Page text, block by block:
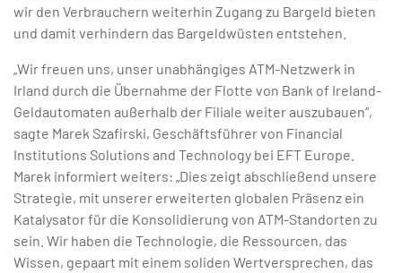
wir den Verbrauchern weiterhin Zugang zu Bargeld bieten
und damit verhindern das Bargeldwüsten entstehen.
„Wir freuen uns, unser unabhängiges ATM-Netzwerk in
Irland durch die Übernahme der Flotte von Bank of Ireland-
Geldautomaten außerhalb der Filiale weiter auszubauen“,
sagte Marek Szafirski, Geschäftsführer von Financial
Institutions Solutions and Technology bei EFT Europe.
Marek informiert weiters: „Dies zeigt abschließend unsere
Strategie, mit unserer erweiterten globalen Präsenz ein
Katalysator für die Konsolidierung von ATM-Standorten zu
sein. Wir haben die Technologie, die Ressourcen, das
Wissen, gepaart mit einem soliden Wertversprechen, das